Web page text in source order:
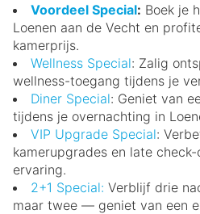
Voordeel Special: Boek je
Loenen aan de Vecht en
kamerprijs.
Wellness Special: Zalig
wellness-toegang tijdens je
Diner Special: Geniet van
tijdens je overnachting in
VIP Upgrade Special:
kamerupgrades en late
ervaring.
2+1 Special: Verblijf drie
maar twee — geniet van een